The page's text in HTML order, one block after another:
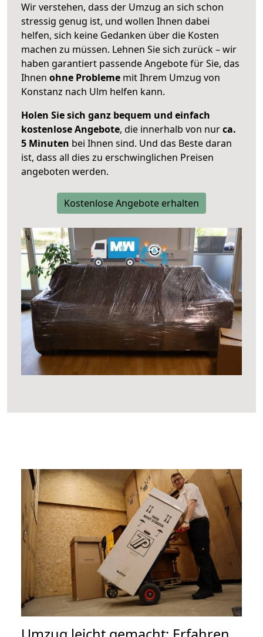
Wir verstehen, dass der Umzug an sich schon
stressig genug ist, und wollen Ihnen dabei
helfen, sich keine Gedanken über die Kosten
machen zu müssen. Lehnen Sie sich zurück – wir
haben garantiert passende Angebote für Sie, das
Ihnen ohne Probleme mit Ihrem Umzug von
Konstanz nach Ulm helfen kann.
Holen Sie sich ganz bequem und einfach
kostenlose Angebote, die innerhalb von nurca.
5 Minuten bei Ihnen sind. Und das Beste daran
ist, dass all dies zu erschwinglichen Preisen
angeboten werden.
Kostenlose Angebote erhalten